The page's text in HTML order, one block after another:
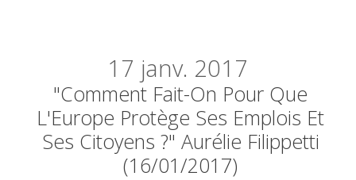
17 janv. 2017
"Comment Fait-On Pour Que
L'Europe Protège Ses Emplois Et
Ses Citoyens ?" Aurélie Filippetti
(16/01/2017)